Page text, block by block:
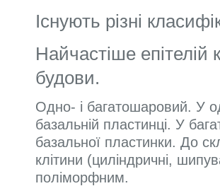
Існують різні
Найчастіше
будови.
Одно- і багатошаровий. У
базальній пластинці. У
базальної пластинки. До
клітини (циліндричні,
поліморфним.